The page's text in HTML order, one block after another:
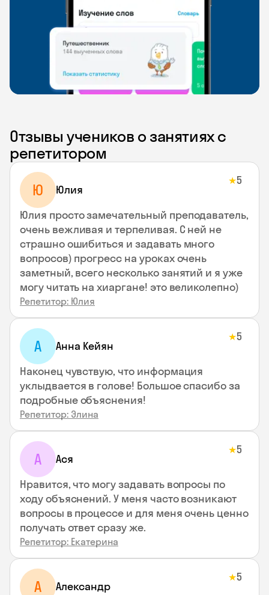
Отзывы учеников о занятиях с
репетитором
Ю Юлия
★5
Юлия просто замечательный преподаватель,
очень вежливая и терпеливая. С ней не
страшно ошибиться и задавать много
вопросов) прогресс на уроках очень
заметный, всего несколько занятий и я уже
могу читать на хиаргане! это великолепно)
Репетитор: Юлия
А Анна Кейян
★5
Наконец чувствую, что информация
уклыдвается в голове! Большое спасибо за
подробные объяснения!
Репетитор: Элина
А Ася
★5
Нравится, что могу задавать вопросы по
ходу объяснений. У меня часто возникают
вопросы в процессе и для меня очень ценно
получать ответ сразу же.
Репетитор: Екатерина
А Александр
★5